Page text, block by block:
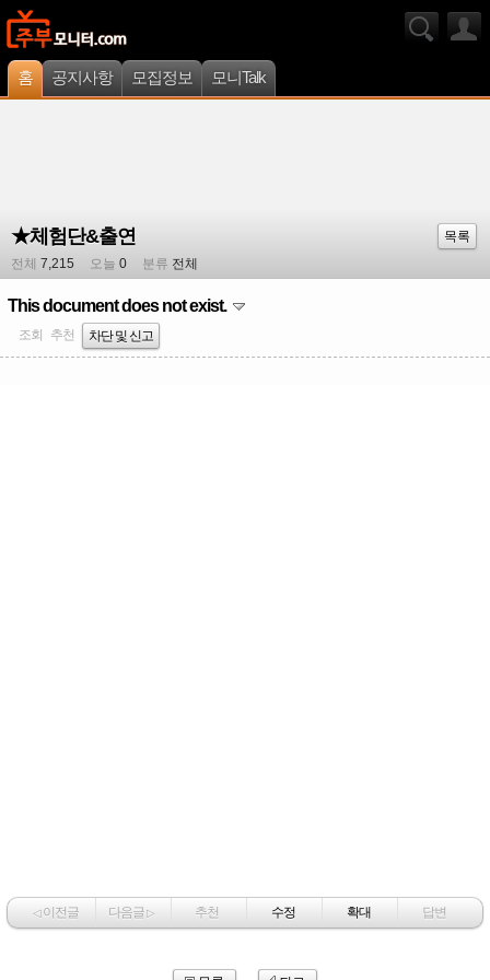
홈 공지사항 모집정보 모니Talk
★체험단&출연
목록
전체 7,215 오늘 0 분류 전체
This document does not exist.
조회 추천 차단 및 신고
◁이전글 다음글▷ 추천 수정 확대 답변